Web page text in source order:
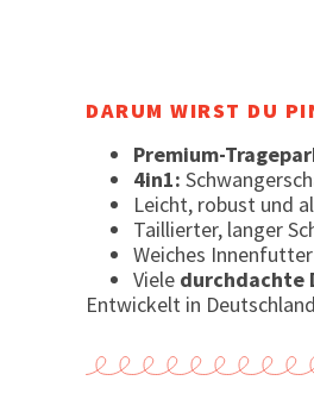
DARUM WIRST DU
Premium-
4in1:
Leicht, robust und
Taillierter, langer
Weiches
Viele durchdachte
Entwickelt in